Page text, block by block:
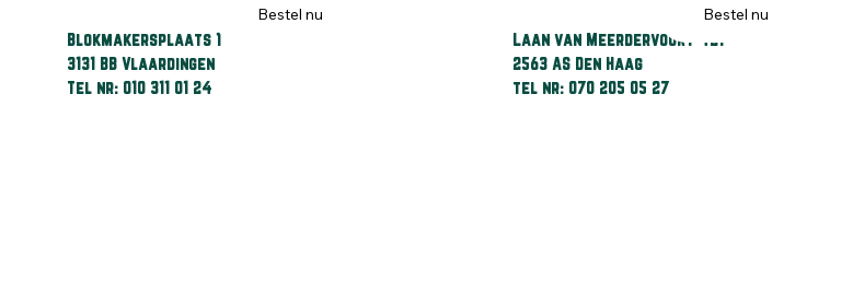
Blokmakersplaats 1
3131 BB Vlaardingen
Tel nr: 010 311 01 24
Bestel nu
Laan van Meerdervoort 421
2563 AS Den Haag
tel nr: 070 205 05 27
Bestel nu